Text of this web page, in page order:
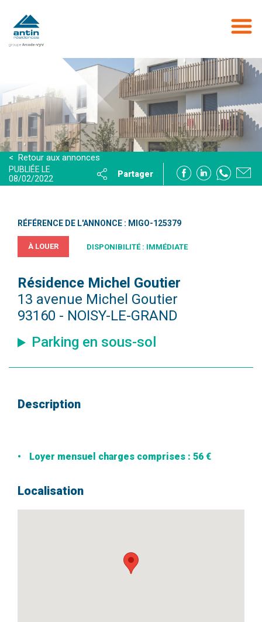
contenu
principal
< Retour aux annonces
PUBLIÉE LE
08/02/2022
Partager
RÉFÉRENCE DE L'ANNONCE : MIGO-125379
À LOUER DISPONIBILITÉ : IMMÉDIATE
Résidence Michel Goutier
13 avenue Michel Goutier
93160 - NOISY-LE-GRAND
Parking en sous-sol
Description
Loyer mensuel charges comprises : 56 €
Localisation